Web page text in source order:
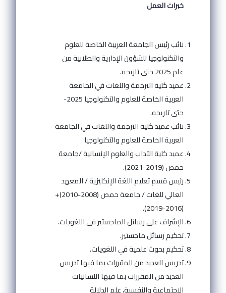
خبرات العمل
نائب رئيس الجامعة العربية الخاصة للعلوم
والتكنولوجيا للشؤون الإدارية والطلابية من
عام 2025 حتى تاريخه.
عميد كلية الترجمة واللغات في الجامعة
العربية الخاصة للعلوم والتكنولوجيا 2025-
حتى تاريخه.
نائب عميد كلية الترجمة واللغات في الجامعة
العربية الخاصة للعلوم والتكنولوجيا
عميد كلية الآداب والعلوم الإنسانية /جامعة
حمص (2019-2021).
رئيس قسم تعليم اللغة الإنكليزية / المعهد
العالي للغات / جامعة حمص (2008-2010)+
(2016-2019).
الإشراف على رسائل الماجستير في اللغويات.
تحكيم رسائل ماجستير.
تحكيم بحوث علمية في اللغويات.
تدريس العديد من المقررات بما فيها تدريس
العديد من المقررات بما فيها اللسانيات
الاجتماعية والنفسية، علم الدلالة